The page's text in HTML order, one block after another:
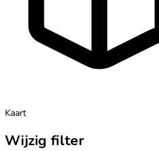
Kaart
Wijzig filter